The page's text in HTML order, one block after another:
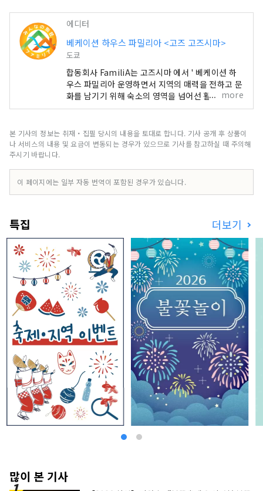
에디터
베케이션 하우스 파밀리아 <고즈 고즈시마>
도쿄
합동회사 FamiliA는 고즈시마 에서 ' 베케이션 하
우스 파밀리아 운영하면서 지역의 매력을 전하고 문
화를 남기기 위해 숙소의 영역을 넘어선 활동을 하
고 있습니다. 2024년 1월에는, 간즈 고즈시마 의 관
있는 와 현지를 방문한 사람만 체험할 수 있는 2가지
기능을 가진 완전히 새로운 관광 체험을 앱으로 제
고객에게도 고즈시마 도의 진정한 장점을 알게 되
어, 섬의 사람과 사이좋게 되는 계기 만들기를 목표
로 하고 있습니다.
more
본 기사의 정보는 취재・집필 당시의 내용을 토대로 합니다. 기사 공개 후 상품이
나 서비스의 내용 및 요금이 변동되는 경우가 있으므로 기사를 참고하실 때 주의해
주시기 바랍니다.
이 페이지에는 일부 자동 번역이 포함된 경우가 있습니다.
특집 더보기
많이 본 기사